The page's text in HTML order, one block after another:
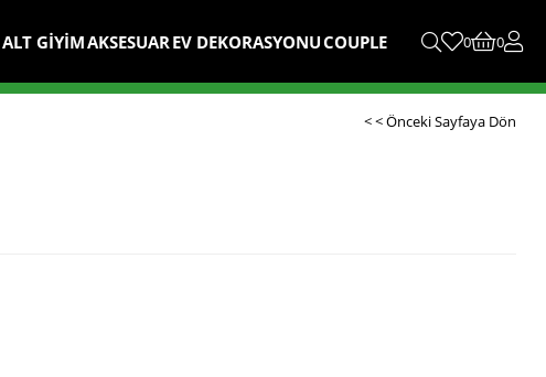
ALT GİYİMAKSESUAR EV DEKORASYONUCOUPLE 0 0
< < Önceki Sayfaya Dön